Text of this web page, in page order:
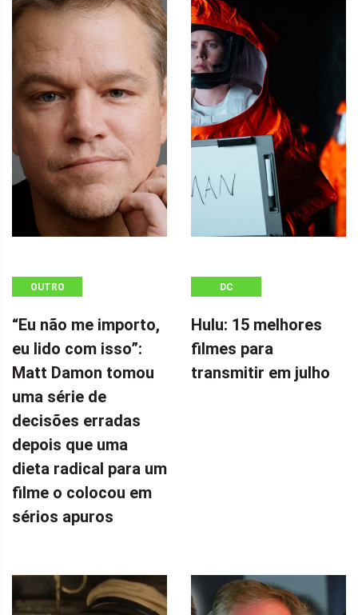
OUTRO
“Eu não me importo,
eu lido com isso”:
Matt Damon tomou
uma série de
decisões erradas
depois que uma
dieta radical para um
filme o colocou em
sérios apuros
DC
Hulu: 15 melhores
filmes para
transmitir em julho